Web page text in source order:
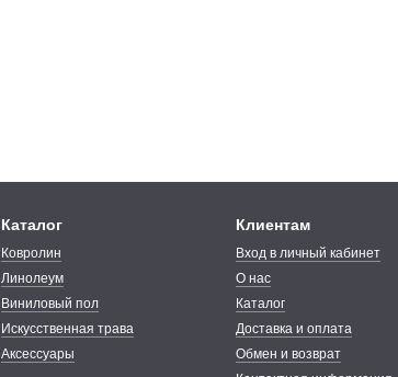
Каталог
Ковролин
Линолеум
Виниловый пол
Искусственная трава
Аксессуары
Клиентам
Вход в личный кабинет
О нас
Каталог
Доставка и оплата
Обмен и возврат